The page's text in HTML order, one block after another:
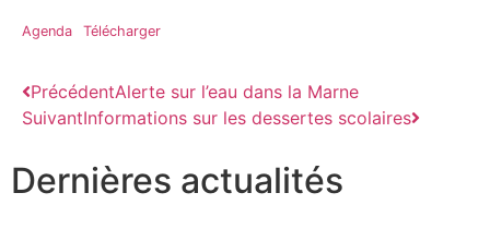
Agenda Télécharger
PrécédentAlerte sur l’eau dans la Marne
SuivantInformations sur les dessertes scolaires
Dernières actualités